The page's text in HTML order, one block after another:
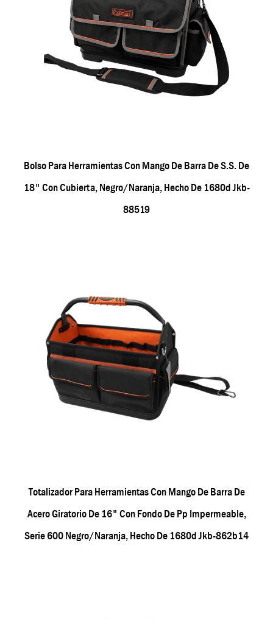
Bolso Para Herramientas Con Mango De Barra De S.s. De
18" Con Cubierta, Negro/naranja, Hecho De 1680d Jkb-
88519
Totalizador Para Herramientas Con Mango De Barra De
Acero Giratorio De 16" Con Fondo De Pp Impermeable,
Serie 600 Negro/naranja, Hecho De 1680d Jkb-862b14